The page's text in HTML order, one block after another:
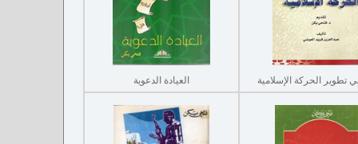
تطوير الحركة الإسلامية العيادة الدعوية